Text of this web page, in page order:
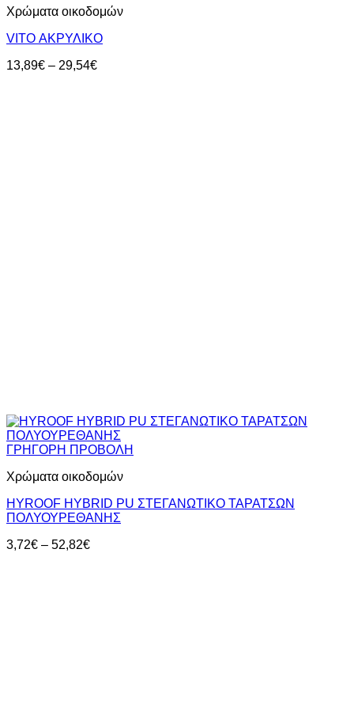
Χρώματα οικοδομών
VITO ΑΚΡΥΛΙΚΟ
13,89€ – 29,54€Price
ΓΡΗΓΟΡΗ ΠΡΟΒΟΛΗ
Χρώματα οικοδομών
HYROOF HYBRID PU ΣΤΕΓΑΝΩΤΙΚΟ ΤΑΡΑΤΣΩΝ
ΠΟΛΥΟΥΡΕΘΑΝΗΣ
3,72€ – 52,82€Price